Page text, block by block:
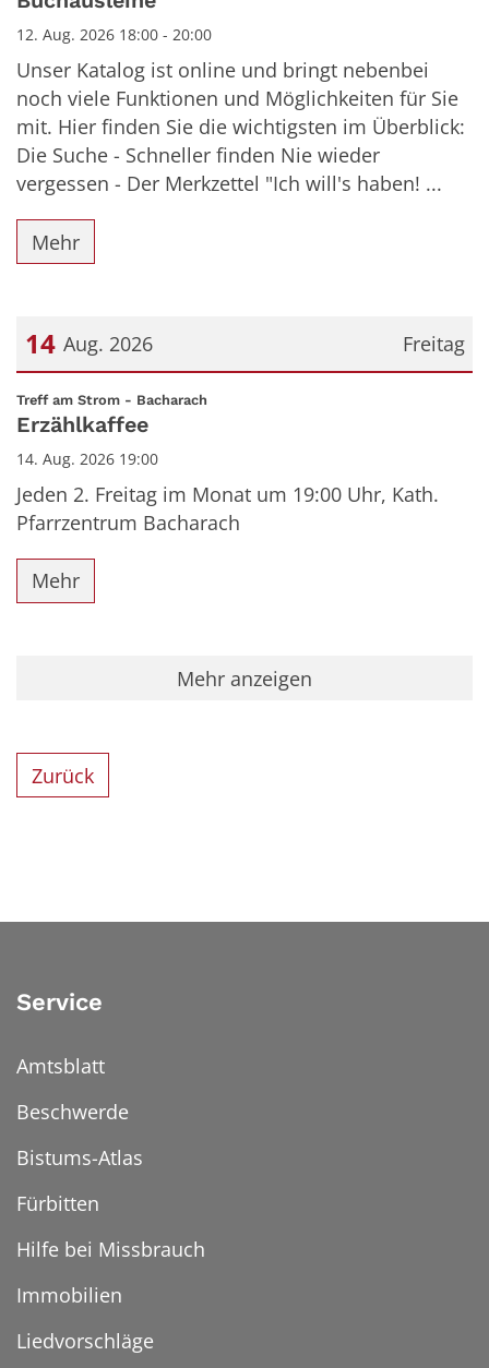
12. Aug. 2026 18:00 - 20:00
Unser Katalog ist online und bringt nebenbei
noch viele Funktionen und Möglichkeiten für Sie
mit. Hier finden Sie die wichtigsten im Überblick:
Die Suche - Schneller finden Nie wieder
vergessen - Der Merkzettel "Ich will's haben! ...
Mehr
Freitag
14 Aug. 2026
Datum: 14. August 2026
Treff am Strom - Bacharach
Erzählkaffee
14. Aug. 2026 19:00
Jeden 2. Freitag im Monat um 19:00 Uhr, Kath.
Pfarrzentrum Bacharach
Mehr
Mehr anzeigen
Zurück
Service
Amtsblatt
Beschwerde
Bistums-Atlas
Fürbitten
Hilfe bei Missbrauch
Immobilien
Liedvorschläge